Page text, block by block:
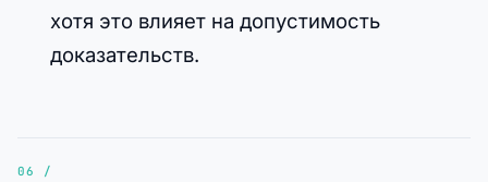
хотя это влияет на допустимость
доказательств.